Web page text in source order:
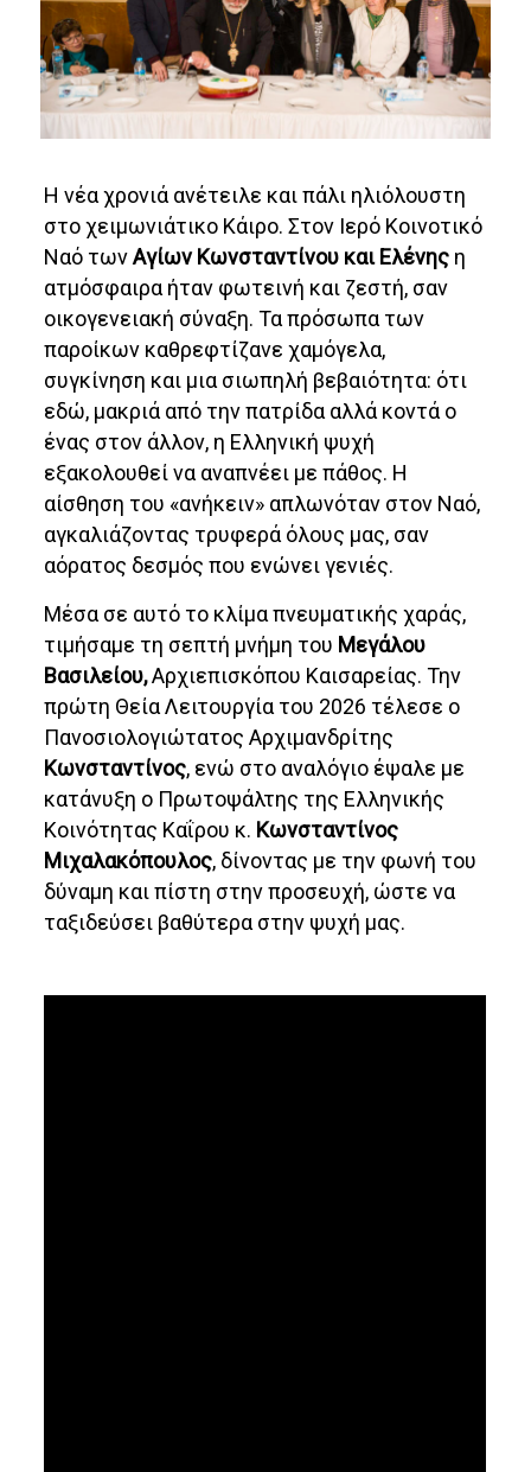
Η νέα χρονιά ανέτειλε και πάλι ηλιόλουστη
στο χειμωνιάτικο Κάιρο. Στον Ιερό Κοινοτικό
Ναό τωνΑγίων Κωνσταντίνου και Ελένης η
ατμόσφαιρα ήταν φωτεινή και ζεστή, σαν
οικογενειακή σύναξη. Τα πρόσωπα των
παροίκων καθρεφτίζανε χαμόγελα,
συγκίνηση και μια σιωπηλή βεβαιότητα: ότι
εδώ, μακριά από την πατρίδα αλλά κοντά ο
ένας στον άλλον, η Ελληνική ψυχή
εξακολουθεί να αναπνέει με πάθος. Η
αίσθηση του «ανήκειν» απλωνόταν στον Ναό,
αγκαλιάζοντας τρυφερά όλους μας, σαν
αόρατος δεσμός που ενώνει γενιές.
Μέσα σε αυτό το κλίμα πνευματικής χαράς,
τιμήσαμε τη σεπτή μνήμη του Μεγάλου
Βασιλείου,Αρχιεπισκόπου Καισαρείας. Την
πρώτη Θεία Λειτουργία του 2026 τέλεσε ο
Πανοσιολογιώτατος Αρχιμανδρίτης
Κωνσταντίνος, ενώ στο αναλόγιο έψαλε με
κατάνυξη ο Πρωτοψάλτης της Ελληνικής
Κοινότητας Καΐρου κ. Κωνσταντίνος
Μιχαλακόπουλος, δίνοντας με την φωνή του
δύναμη και πίστη στην προσευχή, ώστε να
ταξιδεύσει βαθύτερα στην ψυχή μας.